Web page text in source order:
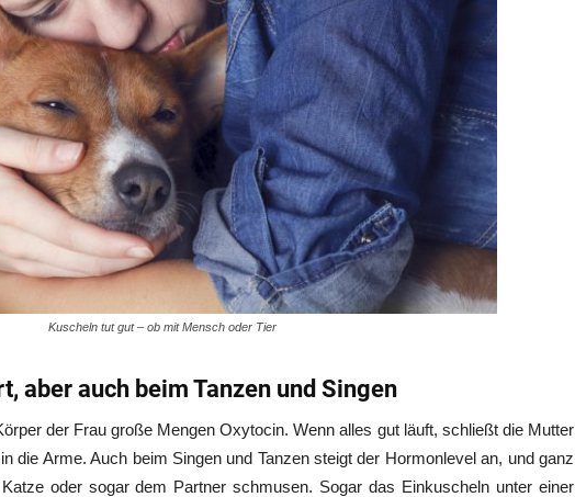
Kuscheln tut gut – ob mit Mensch oder Tier
aber auch beim Tanzen und Singen
der Frau große Mengen Oxytocin. Wenn alles gut läuft, schließt die Mutter
die Arme. Auch beim Singen und Tanzen steigt der Hormonlevel an, und ganz
oder sogar dem Partner schmusen. Sogar das Einkuscheln unter einer